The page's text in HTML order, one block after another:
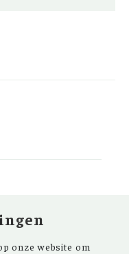
onze website om